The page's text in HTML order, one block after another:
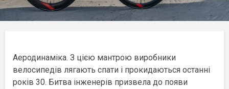
Аеродинаміка. З цією мантрою виробники
велосипедів лягають спати і прокидаються останні
років 30. Битва інженерів призвела до появи